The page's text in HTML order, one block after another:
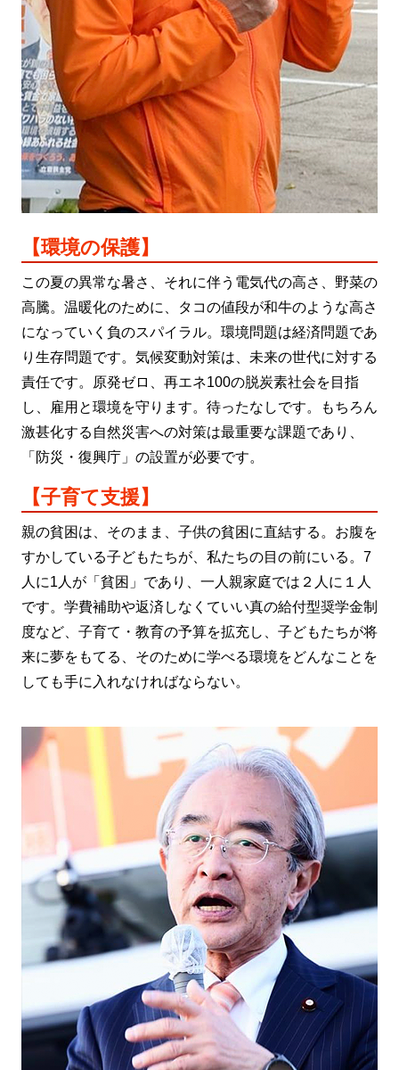
【環境の保護】
この夏の異常な暑さ、それに伴う電気代の高さ、野菜の
高騰。温暖化のために、タコの値段が和牛のような高さ
になっていく負のスパイラル。環境問題は経済問題であ
り生存問題です。気候変動対策は、未来の世代に対する
責任です。原発ゼロ、再エネ100の脱炭素社会を目指
し、雇用と環境を守ります。待ったなしです。もちろん
激甚化する自然災害への対策は最重要な課題であり、
「防災・復興庁」の設置が必要です。
【子育て支援】
親の貧困は、そのまま、子供の貧困に直結する。お腹を
すかしている子どもたちが、私たちの目の前にいる。7
人に1人が「貧困」であり、一人親家庭では２人に１人
です。学費補助や返済しなくていい真の給付型奨学金制
度など、子育て・教育の予算を拡充し、子どもたちが将
来に夢をもてる、そのために学べる環境をどんなことを
しても手に入れなければならない。